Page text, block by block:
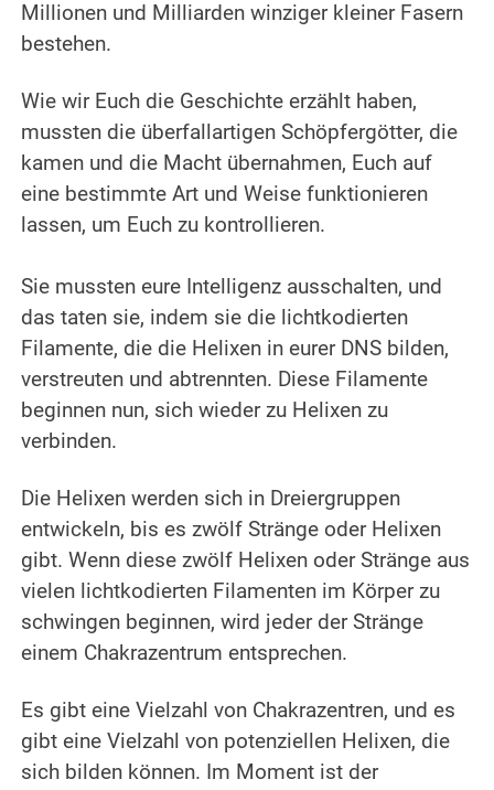
Millionen und Milliarden winziger kleiner Fasern
bestehen.
Wie wir Euch die Geschichte erzählt haben,
mussten die überfallartigen Schöpfergötter, die
kamen und die Macht übernahmen, Euch auf
eine bestimmte Art und Weise funktionieren
lassen, um Euch zu kontrollieren.
Sie mussten eure Intelligenz ausschalten, und
das taten sie, indem sie die lichtkodierten
Filamente, die die Helixen in eurer DNS bilden,
verstreuten und abtrennten. Diese Filamente
beginnen nun, sich wieder zu Helixen zu
verbinden.
Die Helixen werden sich in Dreiergruppen
entwickeln, bis es zwölf Stränge oder Helixen
gibt. Wenn diese zwölf Helixen oder Stränge aus
vielen lichtkodierten Filamenten im Körper zu
schwingen beginnen, wird jeder der Stränge
einem Chakrazentrum entsprechen.
Es gibt eine Vielzahl von Chakrazentren, und es
gibt eine Vielzahl von potenziellen Helixen, die
sich bilden können. Im Moment ist der